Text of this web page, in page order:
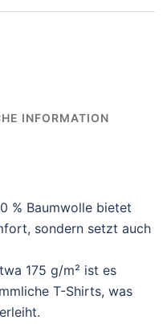
INFORMATION
% Baumwolle bietet
sondern setzt auch
175 g/m² ist es
T-Shirts, was